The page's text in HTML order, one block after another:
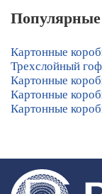
Популярные
Картонные
Трехслойный
Картонные
Картонные
Картонные